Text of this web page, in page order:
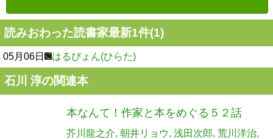
読みおわった読書家最新1件(1)
05月06日 はるぴょん(ひらた)
石川 淳の関連本
本なんて！作家と本をめぐる５２話
芥川龍之介 朝井リョウ 浅田次郎 荒川洋治